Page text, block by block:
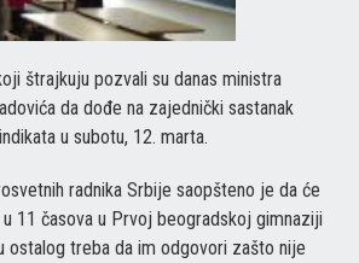
štrajkuju pozvali su danas ministra
da dođe na zajednički sastanak
u subotu, 12. marta.
radnika Srbije saopšteno je da će
11 časova u Prvoj beogradskoj gimnaziji
ostalog treba da im odgovori zašto nije